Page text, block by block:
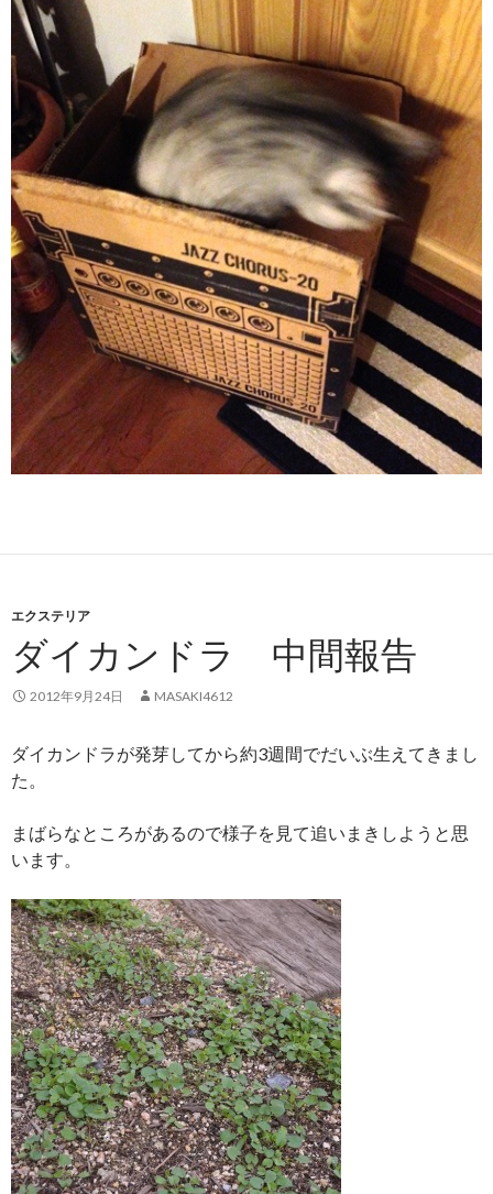
エクステリア
ダイカンドラ 中間報告
2012年9月24日 MASAKI4612
ダイカンドラが発芽してから約3週間でだいぶ生えてきまし
た。
まばらなところがあるので様子を見て追いまきしようと思
います。